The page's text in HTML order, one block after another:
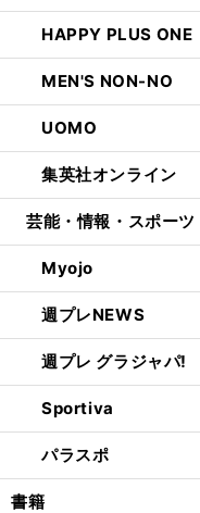
HAPPY PLUS ONE
MEN'S NON-NO
UOMO
集英社オンライン
芸能・情報・スポーツ
Myojo
週プレNEWS
週プレ グラジャパ!
Sportiva
パラスポ
書籍